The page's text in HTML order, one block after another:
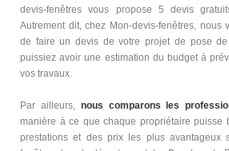
devis-fenêtres vous propose 5 devis
Autrement dit, chez Mon-devis-fenêtres, nous
de faire un devis de votre projet de pose
puissiez avoir une estimation du budget à
vos travaux.
Par ailleurs, nous comparons les
manière à ce que chaque propriétaire puisse
prestations et des prix les plus avantageux